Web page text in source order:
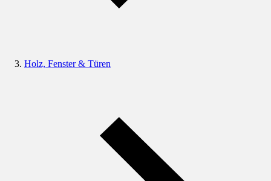
Holz, Fenster & Türen